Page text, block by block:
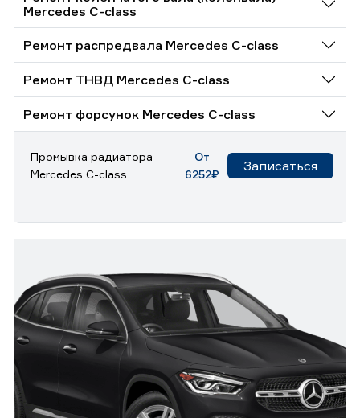
Mercedes C-class
Ремонт распредвала Mercedes C-class
Ремонт ТНВД Mercedes C-class
Ремонт форсунок Mercedes C-class
Промывка радиатора
Mercedes C-class
От
6252₽
Записаться